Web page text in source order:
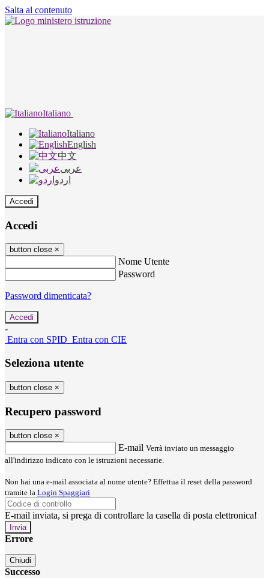
Salta al contenuto
Italiano
Italiano
English
中文
عربى
اردو
Accedi
Accedi
button close ×
Nome Utente
Password
Password dimenticata?
-
Entra con SPID Entra con CIE
Seleziona utente
button close ×
Recupero password
button close ×
E-mail Verrà inviato un messaggio
all'indirizzo indicato con le istruzioni necessarie.
Non hai una e-mail associata al nome utente? Effettua il reset della password
tramite la Login Spaggiari
E-mail inviata, si prega di controllare la casella di posta elettronica!
Errore
Chiudi
Successo